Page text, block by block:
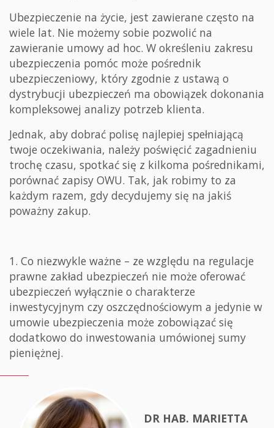
Ubezpieczenie na życie, jest zawierane często na
wiele lat. Nie możemy sobie pozwolić na
zawieranie umowy ad hoc. W określeniu zakresu
ubezpieczenia pomóc może pośrednik
ubezpieczeniowy, który zgodnie z ustawą o
dystrybucji ubezpieczeń ma obowiązek dokonania
kompleksowej analizy potrzeb klienta.
Jednak, aby dobrać polisę najlepiej spełniającą
twoje oczekiwania, należy poświęcić zagadnieniu
trochę czasu, spotkać się z kilkoma pośrednikami,
porównać zapisy OWU. Tak, jak robimy to za
każdym razem, gdy decydujemy się na jakiś
poważny zakup.
1. Co niezwykle ważne – ze względu na regulacje
prawne zakład ubezpieczeń nie może oferować
ubezpieczeń wyłącznie o charakterze
inwestycyjnym czy oszczędnościowym a jedynie w
umowie ubezpieczenia może zobowiązać się
dodatkowo do inwestowania umówionej sumy
pieniężnej.
DR HAB. MARIETTA